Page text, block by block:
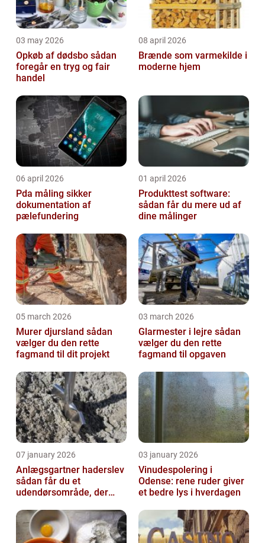
03 may 2026
Opkøb af dødsbo sådan
foregår en tryg og fair
handel
08 april 2026
Brænde som varmekilde i
moderne hjem
06 april 2026
Pda måling sikker
dokumentation af
pælefundering
01 april 2026
Produkttest software:
sådan får du mere ud af
dine målinger
05 march 2026
Murer djursland sådan
vælger du den rette
fagmand til dit projekt
03 march 2026
Glarmester i lejre sådan
vælger du den rette
fagmand til opgaven
07 january 2026
Anlægsgartner haderslev
sådan får du et
udendørsområde, der
03 january 2026
Vinudespolering i
Odense: rene ruder giver
et bedre lys i hverdagen